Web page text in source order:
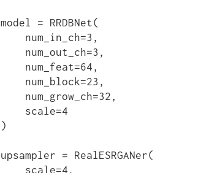
model = RRDBNet(
)
upsampler = RealESRGANer(